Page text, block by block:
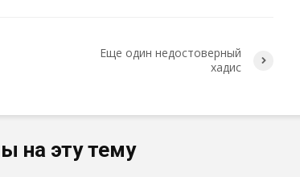
Еще один недостоверный
хадис
на эту тему